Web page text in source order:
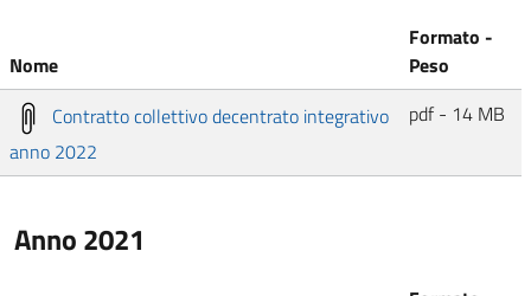
Nome
Formato -
Peso
Contratto collettivo decentrato integrativo
anno 2022
pdf - 14 MB
Anno 2021